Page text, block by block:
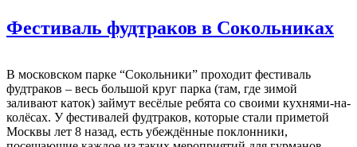
Фестиваль фудтраков в Сокольниках
В московском парке “Сокольники” проходит фестиваль
фудтраков – весь большой круг парка (там, где зимой
заливают каток) займут весёлые ребята со своими кухнями-на-
колёсах. У фестивалей фудтраков, которые стали приметой
Москвы лет 8 назад, есть убеждённые поклонники,